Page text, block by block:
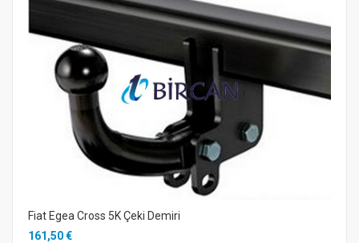
Fiat Egea Cross 5K Çeki Demiri
161,50 €